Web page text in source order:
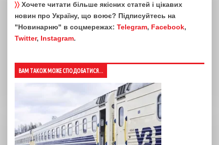
〉〉 Хочете читати більше якісних статей і цікавих
новин про Україну, що воює? Підписуйтесь на
"Новинарню" в соцмережах: Telegram, Facebook,
Twitter, Instagram.
ВАМ ТАКОЖ МОЖЕ СПОДОБАТИСЯ...